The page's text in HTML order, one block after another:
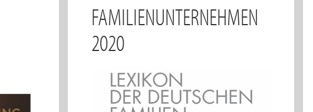
FAMILIENUNTERNEHMEN
2020